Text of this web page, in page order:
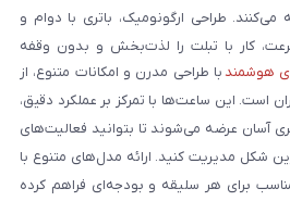
می‌کنند. طراحی ارگونومیک، باتری با دوام و
کار با تبلت را لذت‌بخش و بدون وقفه
هوشمند با طراحی مدرن و امکانات متنوع، از
است. این ساعت‌ها با تمرکز بر عملکرد دقیق،
آسان عرضه می‌شوند تا بتوانید فعالیت‌های
شکل مدیریت کنید. ارائه مدل‌های متنوع با
برای هر سلیقه و بودجه‌ای فراهم کرده